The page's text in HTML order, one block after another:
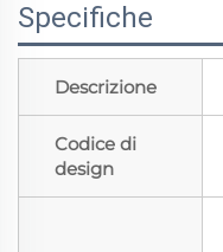
Specifiche
Descrizione
Codice di
design